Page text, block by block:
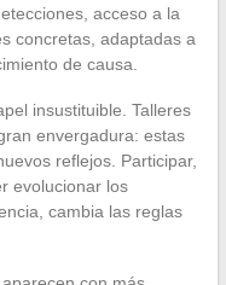
acceso a la
concretas, adaptadas a
de causa.
insustituible. Talleres
envergadura: estas
reflejos. Participar,
evolucionar los
cambia las reglas